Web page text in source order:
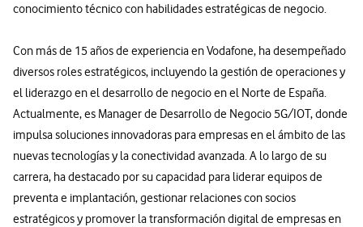
conocimiento técnico con habilidades estratégicas de negocio.
Con más de 15 años de experiencia en Vodafone, ha desempeñado
diversos roles estratégicos, incluyendo la gestión de operaciones y
el liderazgo en el desarrollo de negocio en el Norte de España.
Actualmente, es Manager de Desarrollo de Negocio 5G/IOT, donde
impulsa soluciones innovadoras para empresas en el ámbito de las
nuevas tecnologías y la conectividad avanzada. A lo largo de su
carrera, ha destacado por su capacidad para liderar equipos de
preventa e implantación, gestionar relaciones con socios
estratégicos y promover la transformación digital de empresas en